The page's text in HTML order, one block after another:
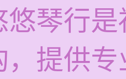
悠琴行
，提供